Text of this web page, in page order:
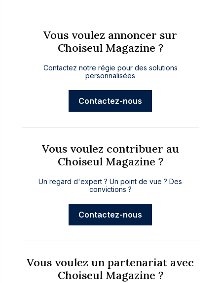
Vous voulez annoncer sur
Choiseul Magazine ?
Contactez notre régie pour des solutions
personnalisées
Contactez-nous
Vous voulez contribuer au
Choiseul Magazine ?
Un regard d'expert ? Un point de vue ? Des
convictions ?
Contactez-nous
Vous voulez un partenariat avec
Choiseul Magazine ?